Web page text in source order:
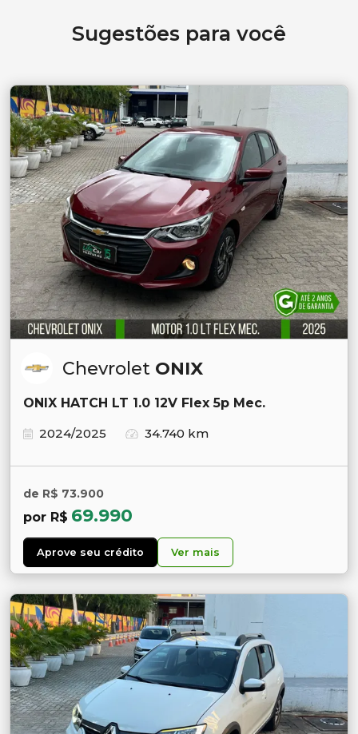
Sugestões para você
Chevrolet ONIX
ONIX HATCH LT 1.0 12V Flex 5p Mec.
2024/2025
34.740 km
de R$ 73.900
por R$ 69.990
Aprove seu crédito Ver mais